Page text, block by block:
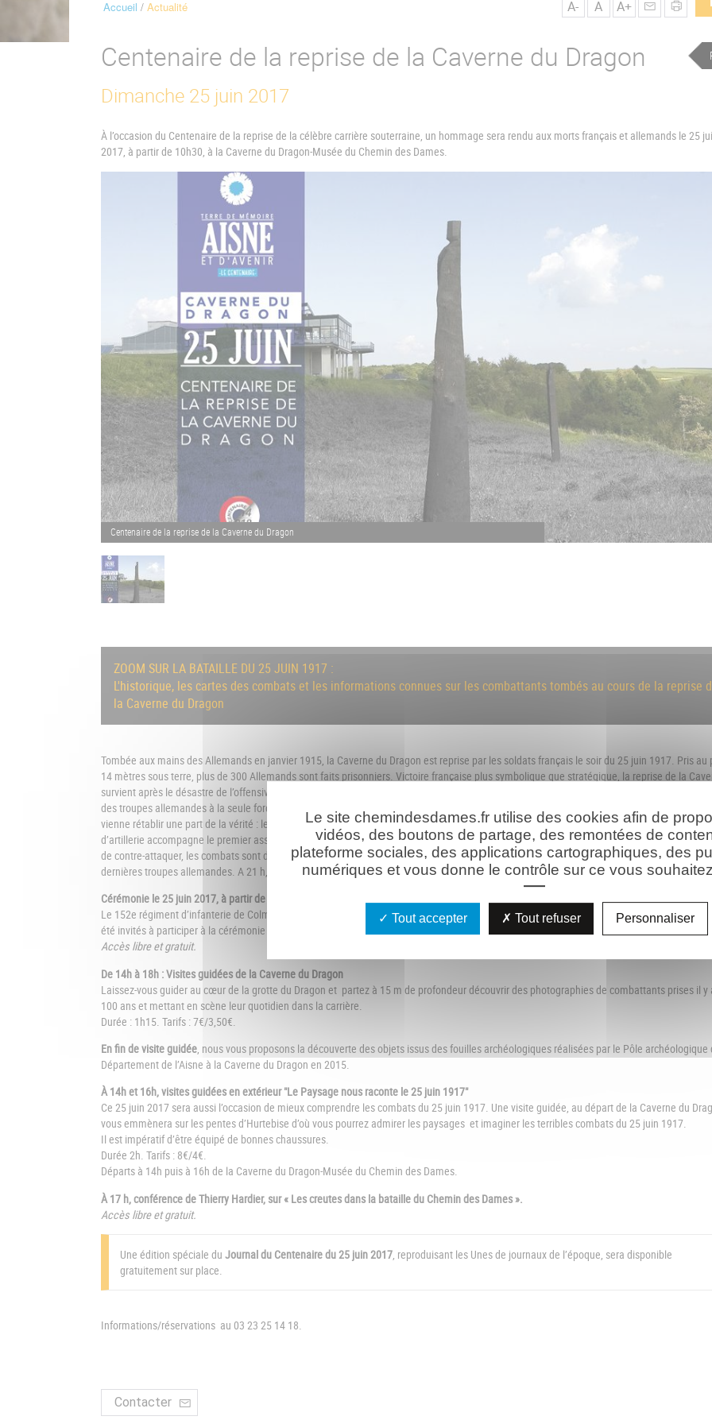
FilAccueil Actualité A- A A+
Centenaire de la reprise de la Caverne du Dragon
Dimanche 25 juin 2017
À l’occasion du Centenaire de la reprise de la célèbre carrière souterraine, un hommage sera rendu aux morts français et allemands le 25
2017, à partir de 10h30, à la Caverne du Dragon-Musée du Chemin des Dames.
Centenaire de la reprise de la Caverne du Dragon
ZOOM SUR LA BATAILLE DU 25 JUIN 1917 :
L'historique, les cartes des combats et les informations connues sur les combattants tombés au cours de la reprise
la Caverne du Dragon
Tombée aux mains des Allemands en janvier 1915, la Caverne du Dragon est reprise par les soldats français le soir du 25 juin 1917. Pris au
14 mètres sous terre, plus de 300 Allemands sont faits prisonniers. Victoire française plus symbolique que stratégique, la reprise de la
survient après le désastre de l’offensive Nivelle et l’opinion publique a besoin de victoires. Les récits tronqués des journaux attribuent la
des troupes allemandes à la seule force de persuasion française, il faudra attendre quatre décennies pour qu’un récit du colonel Paul
vienne rétablir une part de la vérité : le 25 juin à l’aube, les Français tentent d’abord de gazer les occupants, sans résultats. Puis un feu
d’artillerie accompagne le premier assaut lancé à 18h auquel participent 2 000 hommes de la 164edivision d’infanterie. Les Allemands
de contre-attaquer, les combats sont d’une extrême violence. Les 152eet 334eRI investissent la Caverne et obtiennent la reddition des
dernières troupes allemandes. A 21 h, la Caverne du Dragon est française.
Cérémonie le 25 juin 2017, à partir de 10 h 30, à la Caverne du Dragon.
Le 152e régiment d’infanterie de Colmar, héritier des traditions des « Diables Rouges » de 1917, ainsi que les descendants de combattants
été invités à participer à la cérémonie ouverte au public. Des bleuets et des myosotis seront symboliquement dispersés à l’extérieur du site.
Accès libre et gratuit.
De 14h à 18h : Visites guidées de la Caverne du Dragon
Laissez-vous guider au cœur de la grotte du Dragon et partez à 15 m de profondeur découvrir des photographies de combattants prises il y
100 ans et mettant en scène leur quotidien dans la carrière.
Durée : 1h15. Tarifs : 7€/3,50€.
En fin de visite guidée, nous vous proposons la découverte des objets issus des fouilles archéologiques réalisées par le Pôle archéologique
Département de l’Aisne à la Caverne du Dragon en 2015.
À 14h et 16h, visites guidées en extérieur "Le Paysage nous raconte le 25 juin 1917"
Ce 25 juin 2017 sera aussi l’occasion de mieux comprendre les combats du 25 juin 1917. Une visite guidée, au départ de la Caverne du
vous emmènera sur les pentes d’Hurtebise d’où vous pourrez admirer les paysages et imaginer les terribles combats du 25 juin 1917.
Il est impératif d’être équipé de bonnes chaussures.
Durée 2h. Tarifs : 8€/4€.
Départs à 14h puis à 16h de la Caverne du Dragon-Musée du Chemin des Dames.
À 17 h, conférence de Thierry Hardier, sur « Les creutes dans la bataille du Chemin des Dames ».
Accès libre et gratuit.
Une édition spéciale duJournal du Centenaire du 25 juin 2017 , reproduisant les Unes de journaux de l’époque, sera disponible
gratuitement sur place.
Informations/réservations au 03 23 25 14 18.
Contacter
Le site chemindesdames.fr utilise des cookies afin de
vidéos, des boutons de partage, des remontées de
plateforme sociales, des applications cartographiques, des
numériques et vous donne le contrôle sur ce vous
Tout accepter Tout refuser Personnaliser